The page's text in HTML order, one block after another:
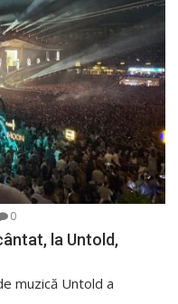
0
la Untold,
muzică Untold a